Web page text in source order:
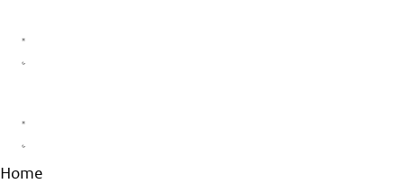
Home